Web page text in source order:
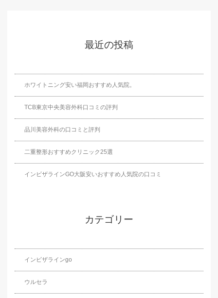
最近の投稿
ホワイトニング安い福岡おすすめ人気院。
TCB東京中央美容外科口コミの評判
品川美容外科の口コミと評判
二重整形おすすめクリニック25選
インビザラインGO大阪安いおすすめ人気院の口コミ
カテゴリー
インビザラインgo
ウルセラ